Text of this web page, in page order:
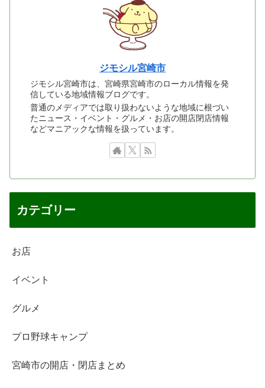
ジモシル宮崎市
ジモシル宮崎市は、宮崎県宮崎市のローカル情報を発
信している地域情報ブログです。
普通のメディアでは取り扱わないような地域に根づい
たニュース・イベント・グルメ・お店の開店閉店情報
などマニアックな情報を扱っています。
カテゴリー
お店
イベント
グルメ
プロ野球キャンプ
宮崎市の開店・閉店まとめ